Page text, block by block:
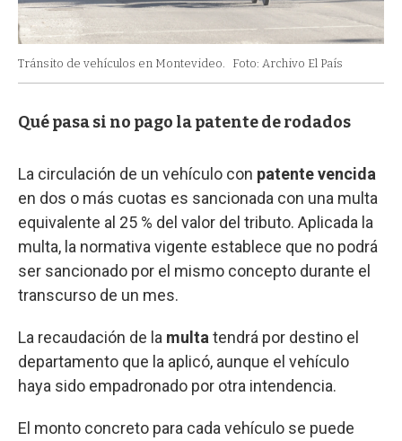
Tránsito de vehículos en Montevideo. Foto: Archivo El País
Qué pasa si no pago la patente de rodados
La circulación de un vehículo con patente vencida
en dos o más cuotas es sancionada con una multa
equivalente al 25 % del valor del tributo. Aplicada la
multa, la normativa vigente establece que no podrá
ser sancionado por el mismo concepto durante el
transcurso de un mes.
La recaudación de la multa tendrá por destino el
departamento que la aplicó, aunque el vehículo
haya sido empadronado por otra intendencia.
El monto concreto para cada vehículo se puede